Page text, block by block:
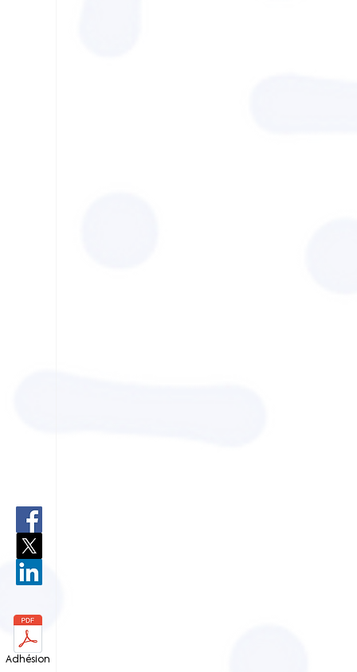
Adhésion